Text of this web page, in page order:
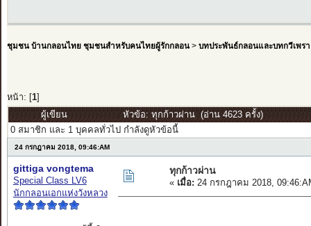
ชุมชน บ้านกลอนไทย ชุมชนสำหรับคนไทยผู้รักกลอน> บทประพันธ์กลอนและบทกวีเพรา
หน้า: [ 1]
ผู้เขียน
หัวข้อ: ทุกก้าวผ่าน (อ่าน 4623 ครั้ง)
0 สมาชิก และ 1 บุคคลทั่วไป กำลังดูหัวข้อนี้
24 กรกฎาคม 2018, 09:46:AM
gittiga vongtema
Special Class LV6
นักกลอนเอกแห่งวังหลวง
ทุกก้าวผ่าน
« เมื่อ: 24 กรกฎาคม 2018,